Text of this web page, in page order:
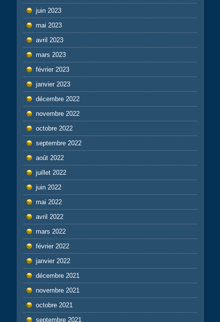
juin 2023
mai 2023
avril 2023
mars 2023
février 2023
janvier 2023
décembre 2022
novembre 2022
octobre 2022
septembre 2022
août 2022
juillet 2022
juin 2022
mai 2022
avril 2022
mars 2022
février 2022
janvier 2022
décembre 2021
novembre 2021
octobre 2021
septembre 2021